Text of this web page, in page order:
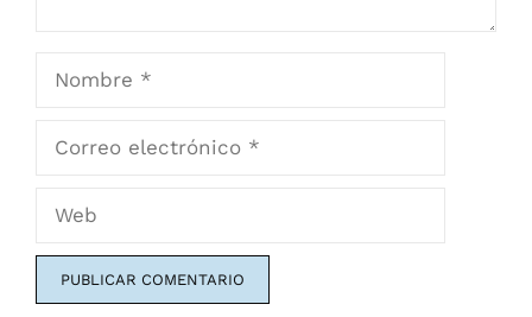
electrónico